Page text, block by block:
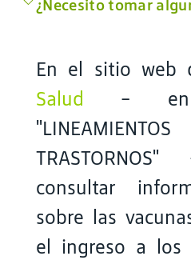
¿Necesito tomar
En el sitio web
Salud
- en
consultar
sobre las
el ingreso a los